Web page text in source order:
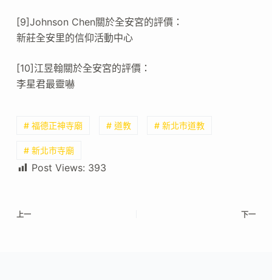
[9]Johnson Chen關於全安宮的評價：
新莊全安里的信仰活動中心
[10]江昱翰關於全安宮的評價：
李星君最靈嚇
# 福德正神寺廟 # 道教 # 新北市道教
# 新北市寺廟
Post Views: 393
上一 下一